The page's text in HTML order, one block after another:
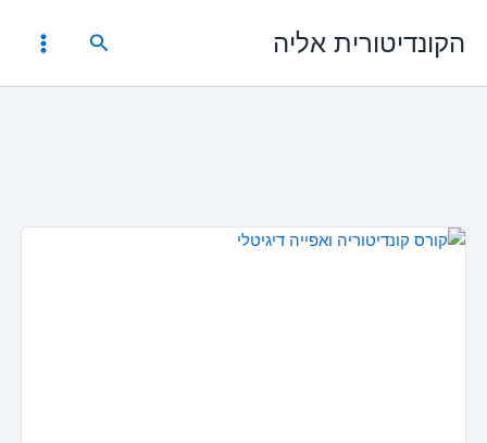
לתוכןהקונדיטורית אליה חיפוש
המחיר
המחיר